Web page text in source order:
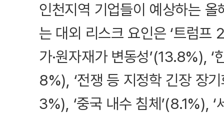
인천지역 기업들이 예상하는
는 대외 리스크 요인은 ‘트럼프
가·원자재가 변동성’(13.8%), ‘
8%), ‘전쟁 등 지정학 긴장 장기
3%), ‘중국 내수 침체’(8.1%), ‘